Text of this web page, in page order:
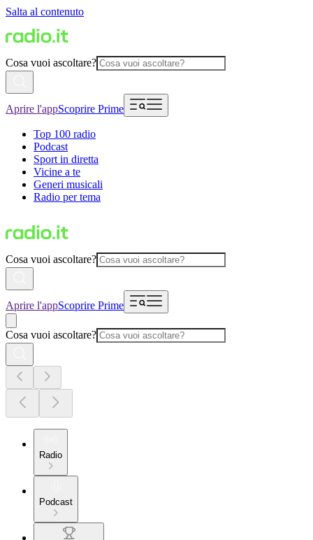
Salta al contenuto
Cosa vuoi ascoltare?
Aprire l'appScoprire Prime
Top 100 radio
Podcast
Sport in diretta
Vicine a te
Generi musicali
Radio per tema
Cosa vuoi ascoltare?
Aprire l'appScoprire Prime
Cosa vuoi ascoltare?
Radio
Podcast